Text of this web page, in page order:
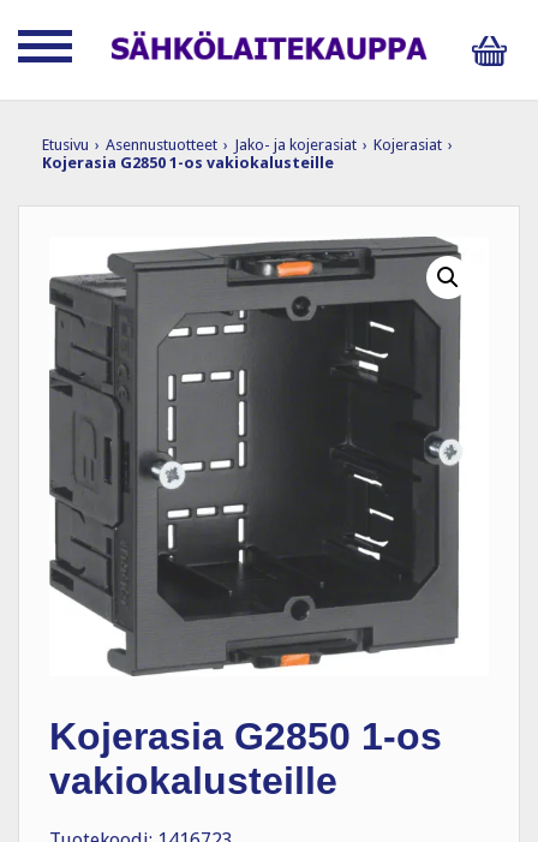
Etusivu › Asennustuotteet › Jako- ja kojerasiat › Kojerasiat ›
Kojerasia G2850 1-os vakiokalusteille
Kojerasia G2850 1-os
vakiokalusteille